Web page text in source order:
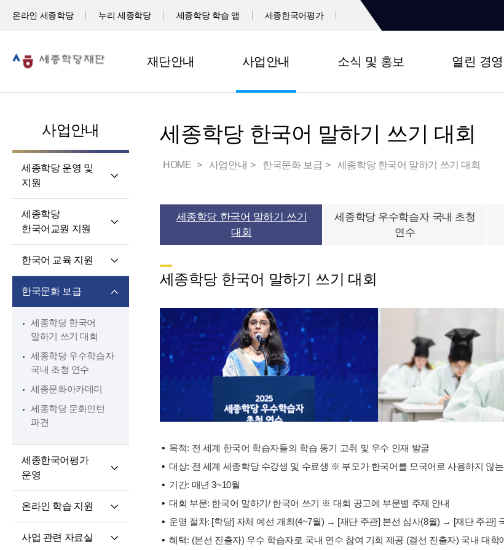
온라인 세종학당 누리 세종학당 세종학당 학습 앱 세종한국어평가
재단안내 사업안내 소식 및 홍보 열린 경영
사업안내
세종학당 운영 및
지원
세종학당 신규 지정
세종학당 운영 지원
세종학당
한국어교원 지원
한국어교원의 직무와
핵심 역량
교원 전문성 강화
파견교원 지원
한국어 교육 지원
한국문화 보급
세종학당 한국어
말하기 쓰기 대회
세종학당 우수학습자
국내 초청 연수
세종문화아카데미
세종학당 문화인턴
파견
세종한국어평가
운영
온라인 학습 지원
사업 관련 자료실
세종학당 한국어 말하기 쓰기 대회
HOME 사업안내 한국문화 보급 세종학당 한국어 말하기 쓰기 대회
세종학당 한국어 말하기 쓰기
대회
세종학당 우수학습자 국내 초청
연수
세종학당 한국어 말하기 쓰기 대회
목적: 전 세계 한국어 학습자들의 학습 동기 고취 및 우수 인재 발굴
대상: 전 세계 세종학당 수강생 및 수료생 ※ 부모가 한국어를 모국어로 사용하지 않
기간: 매년 3~10월
대회 부문: 한국어 말하기/ 한국어 쓰기 ※ 대회 공고에 부문별 주제 안내
운영 절차: [학당] 자체 예선 개최(4~7월) → [재단 주관] 본선 심사(8월) → [재단 주관]
혜택: (본선 진출자) 우수 학습자로 국내 연수 참여 기회 제공 (결선 진출자) 국내 대학